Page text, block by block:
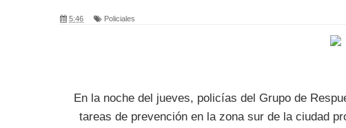
5:46 Policiales
En la noche del jueves, policías del Grupo de
tareas de prevención en la zona sur de la ciudad